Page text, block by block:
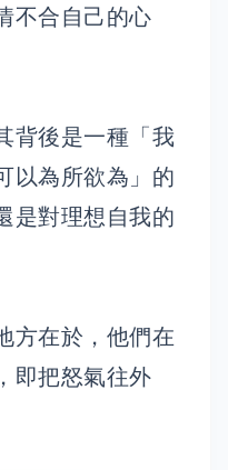
不合自己的心
背後是一種「我
以為所欲為」的
是對理想自我的
方在於，他們在
即把怒氣往外